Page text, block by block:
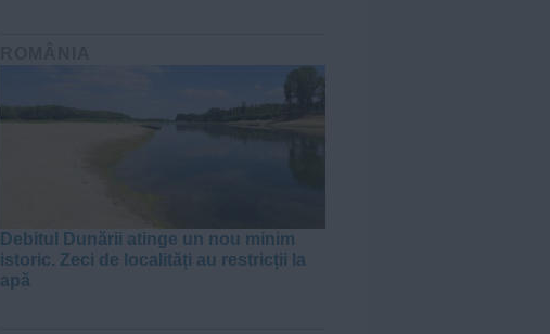
Debitul Dunării atinge un nou minim
istoric. Zeci de localități au restricții la
apă